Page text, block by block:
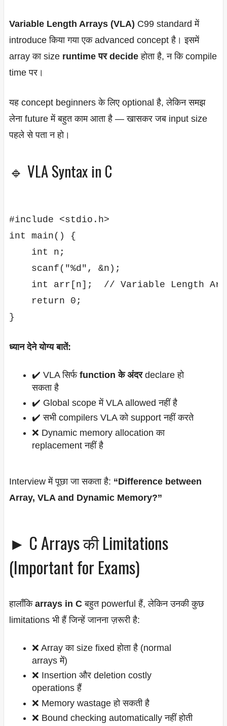
Variable Length Arrays (VLA) C99 standard में
introduce किया गया एक advanced concept है। इसमें
array का size runtime पर decideहोता है, न कि compile
time पर।
यह concept beginners के लिए optional है, लेकिन समझ
लेना future में बहुत काम आता है — खासकर जब input size
पहले से पता न हो।
🔹 VLA Syntax in C
#include <stdio.h>
int main() {
    int n;
    scanf("%d", &n);
int arr[n];  // Variable Length
    return 0;
ध्यान देने योग्य बातें:
✔️ VLA सिर्फ function के अंदरdeclare हो
सकता है
✔️ Global scope में VLA allowed नहीं है
✔️ सभी compilers VLA को support नहीं करते
❌ Dynamic memory allocation का
replacement नहीं है
Interview में पूछा जा सकता है: “Difference between
Array, VLA and Dynamic Memory?”
► C Arrays की Limitations
(Important for Exams)
हालाँकि arrays in Cबहुत powerful हैं, लेकिन उनकी कुछ
limitations भी हैं जिन्हें जानना ज़रूरी है:
❌ Array का size fixed होता है (normal
arrays में)
❌ Insertion और deletion costly
operations हैं
❌ Memory wastage हो सकती है
❌ Bound checking automatically नहीं होती